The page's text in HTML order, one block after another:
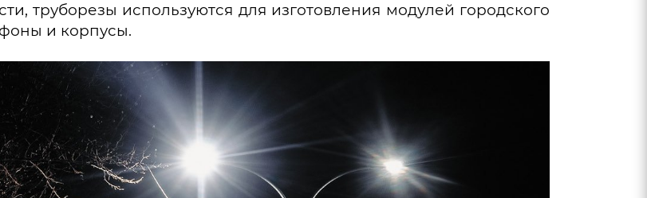
труборезы используются для изготовления модулей городского
и корпусы.